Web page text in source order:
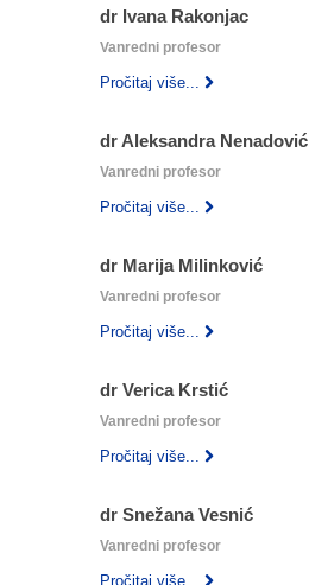
dr Ivana Rakonjac
Vanredni profesor
Pročitaj više...
dr Aleksandra Nenadović
Vanredni profesor
Pročitaj više...
dr Marija Milinković
Vanredni profesor
Pročitaj više...
dr Verica Krstić
Vanredni profesor
Pročitaj više...
dr Snežana Vesnić
Vanredni profesor
Pročitaj više...